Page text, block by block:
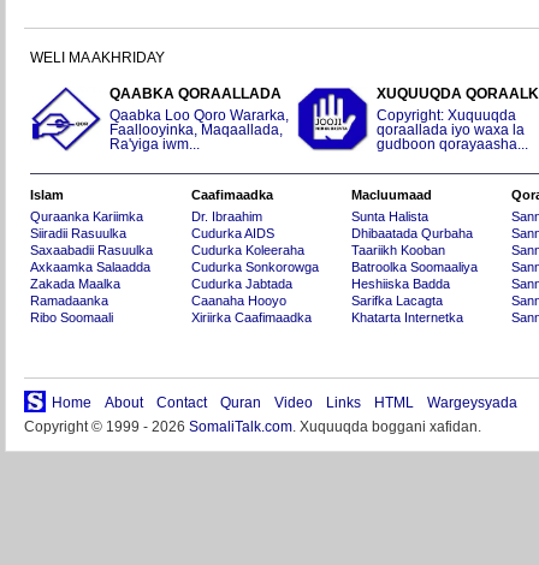
WELI MA AKHRIDAY
QAABKA QORAALLADA
Qaabka Loo Qoro Wararka,
Faallooyinka, Maqaallada,
Ra'yiga iwm...
XUQUUQDA
Copyright: Xuquuqda
qoraallada iyo waxa la
gudboon qorayaasha...
Islam
Quraanka Kariimka
Siiradii Rasuulka
Saxaabadii Rasuulka
Axkaamka Salaadda
Zakada Maalka
Ramadaanka
Ribo Soomaali
Caafimaadka
Dr. Ibraahim
Cudurka AIDS
Cudurka Koleeraha
Cudurka Sonkorowga
Cudurka Jabtada
Caanaha Hooyo
Xiriirka Caafimaadka
Macluumaad
Sunta Halista
Dhibaatada Qurbaha
Taariikh Kooban
Batroolka Soomaaliya
Heshiiska Badda
Sarifka Lacagta
Khatarta Internetka
Home About Contact Quran Video Links HTML
Wargeysyada
Copyright © 1999 - 2026 SomaliTalk.com. Xuquuqda boggani xafidan.